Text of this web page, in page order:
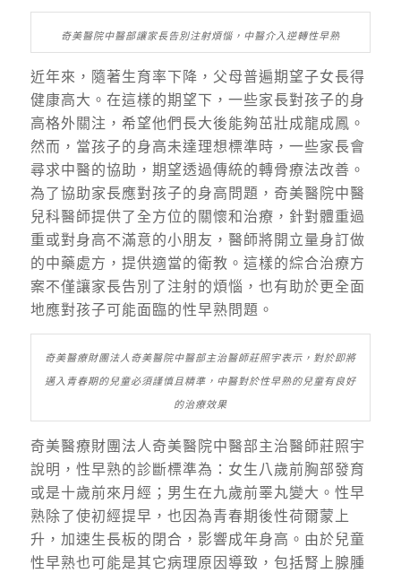
奇美醫院中醫部讓家長告別注射煩惱，中醫介入逆轉性早熟
近年來，隨著生育率下降，父母普遍期望子女長得
健康高大。在這樣的期望下，一些家長對孩子的身
高格外關注，希望他們長大後能夠茁壯成龍成鳳。
然而，當孩子的身高未達理想標準時，一些家長會
尋求中醫的協助，期望透過傳統的轉骨療法改善。
為了協助家長應對孩子的身高問題，奇美醫院中醫
兒科醫師提供了全方位的關懷和治療，針對體重過
重或對身高不滿意的小朋友，醫師將開立量身訂做
的中藥處方，提供適當的衛教。這樣的綜合治療方
案不僅讓家長告別了注射的煩惱，也有助於更全面
地應對孩子可能面臨的性早熟問題。
奇美醫療財團法人奇美醫院中醫部主治醫師莊照宇表示，對於即將
邁入青春期的兒童必須謹慎且精準，中醫對於性早熟的兒童有良好
的治療效果
奇美醫療財團法人奇美醫院中醫部主治醫師莊照宇
說明，性早熟的診斷標準為：女生八歲前胸部發育
或是十歲前來月經；男生在九歲前睪丸變大。性早
熟除了使初經提早，也因為青春期後性荷爾蒙上
升，加速生長板的閉合，影響成年身高。由於兒童
性早熟也可能是其它病理原因導致，包括腎上腺腫